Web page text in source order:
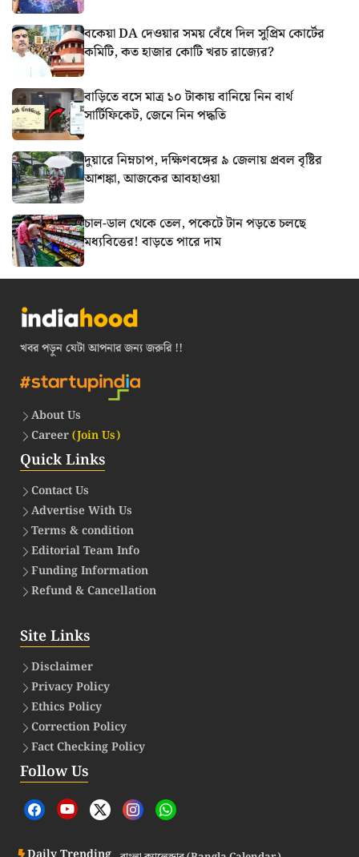
বকেয়া DA দেওয়ার সময় বেঁধে দিল সুপ্রিম কোর্টের
কমিটি, কত হাজার কোটি খরচ রাজ্যের?
বাড়িতে বসে মাত্র ১০ টাকায় বানিয়ে নিন বার্থ
সার্টিফিকেট, জেনে নিন পদ্ধতি
দুয়ারে নিম্নচাপ, দক্ষিণবঙ্গের ৯ জেলায় প্রবল বৃষ্টির
আশঙ্কা, আজকের আবহাওয়া
চাল-ডাল থেকে তেল, পকেটে টান পড়তে চলছে
মধ্যবিত্তের! বাড়তে পারে দাম
খবর পড়ুন যেটা আপনার জন্য জরুরি !!
About Us
Career(Join Us)
Quick Links
Contact Us
Advertise With Us
Terms & condition
Editorial Team Info
Funding Information
Refund & Cancellation
Site Links
Disclaimer
Privacy Policy
Ethics Policy
Correction Policy
Fact Checking Policy
Follow Us